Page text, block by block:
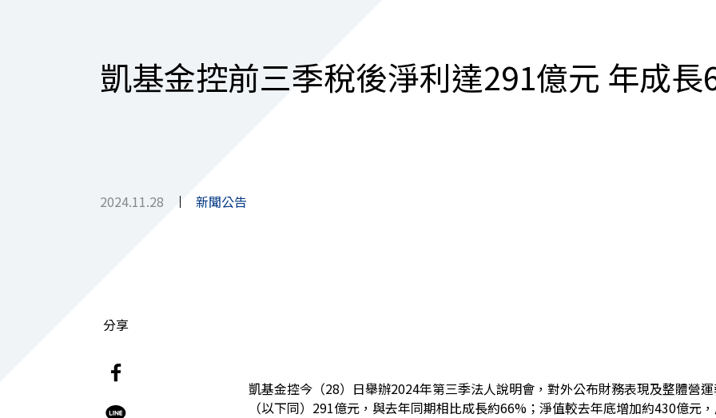
凱基金控前三季稅後淨利達291億元 年成長
2024.11.28 新聞公告
分享
凱基金控今（28）日舉辦2024年第三季法人說明會，對外公布財務表現及整體營
（以下同）291億元，與去年同期相比成長約66%；淨值較去年底增加約430億元